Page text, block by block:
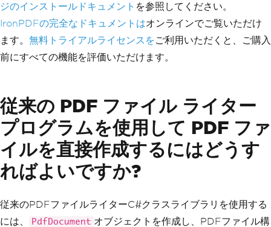
ジのインストールドキュメント を参照してください。
IronPDFの完全なドキュメントはオンラインでご覧いただけ
ます。 無料トライアルライセンスをご利用いただくと、ご購入
前にすべての機能を評価いただけます。
従来の PDF ファイル ライター
プログラムを使用して PDF ファ
イルを直接作成するにはどうす
ればよいですか?
従来のPDFファイルライターC#クラスライブラリを使用する
には、
PdfDocument オブジェクトを作成し、PDFファイル構